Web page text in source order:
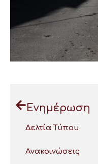
Ενημέρωση
Δελτία Τύπου
Ανακοινώσεις